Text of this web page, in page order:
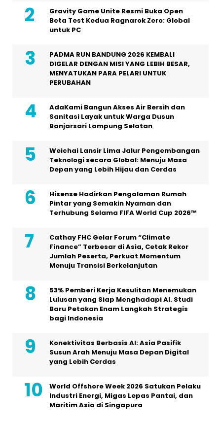
Gravity Game Unite Resmi Buka Open
Beta Test Kedua Ragnarok Zero: Global
untuk PC
PADMA RUN BANDUNG 2026 KEMBALI
DIGELAR DENGAN MISI YANG LEBIH BESAR,
MENYATUKAN PARA PELARI UNTUK
PERUBAHAN
AdaKami Bangun Akses Air Bersih dan
Sanitasi Layak untuk Warga Dusun
Banjarsari Lampung Selatan
Weichai Lansir Lima Jalur Pengembangan
Teknologi secara Global: Menuju Masa
Depan yang Lebih Hijau dan Cerdas
Hisense Hadirkan Pengalaman Rumah
Pintar yang Semakin Nyaman dan
Terhubung Selama FIFA World Cup 2026™
Cathay FHC Gelar Forum “Climate
Finance” Terbesar di Asia, Cetak Rekor
Jumlah Peserta, Perkuat Momentum
Menuju Transisi Berkelanjutan
53% Pemberi Kerja Kesulitan Menemukan
Lulusan yang Siap Menghadapi AI. Studi
Baru Petakan Enam Langkah Strategis
bagi Indonesia
Konektivitas Berbasis AI: Asia Pasifik
Susun Arah Menuju Masa Depan Digital
yang Lebih Cerdas
World Offshore Week 2026 Satukan Pelaku
Industri Energi, Migas Lepas Pantai, dan
Maritim Asia di Singapura